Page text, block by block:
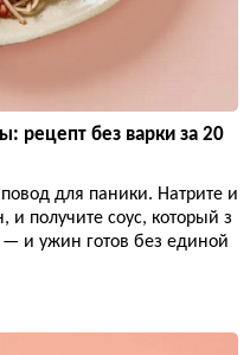
рецепт без варки за 20
для паники. Натрите и
и получите соус, который з
и ужин готов без единой